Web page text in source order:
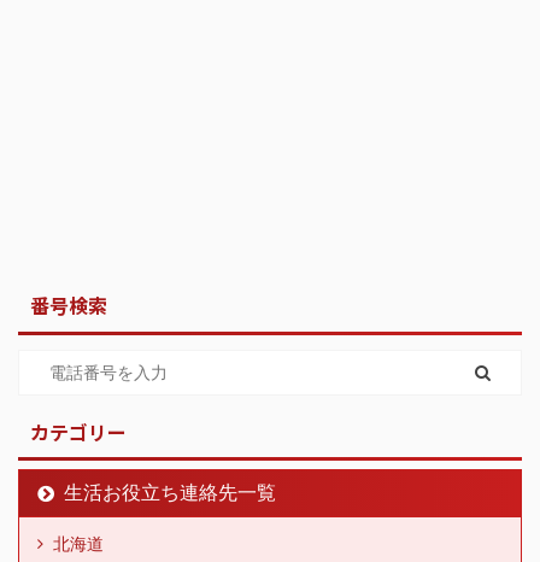
番号検索
カテゴリー
生活お役立ち連絡先一覧
北海道